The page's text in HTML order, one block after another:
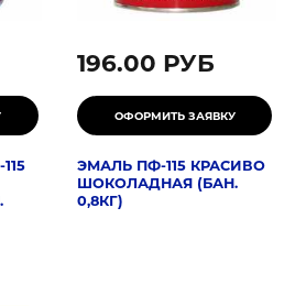
196.00 РУБ
ЭМАЛЬ ПФ-115 КРАСИВО
ШОКОЛАДНАЯ (БАН.
0,8КГ)